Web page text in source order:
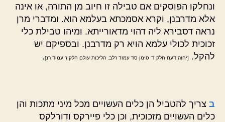
ונחלקו הפוסקים אם טבילה זו חיוב מן התורה, או אינה
אלא מדרבנן, וקרא אסמכתא בעלמא הוא. ומדברי מרן
נראה דסבירא ליה דהוי מדאורייתא. ומיהו טבילת כלי
זכוכית לכולי עלמא הויא רק מדרבנן. ובספיקם יש
להקל.
[יחוה דעת חלק ד' סימן סד עמוד רלב. הליכות עולם חלק ז' עמוד רנ].
ב צריך להטביל הן כלים העשויים מכל מיני מתכות והן
כלים העשויים מזכוכית, וכן כלי פיירקס ודורלקס